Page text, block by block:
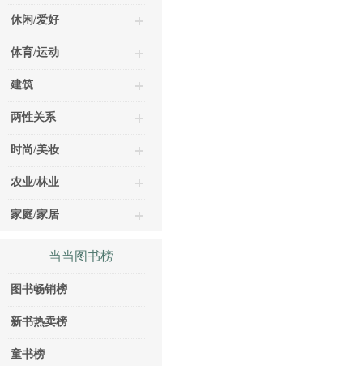
休闲/爱好
体育/运动
建筑
两性关系
时尚/美妆
农业/林业
家庭/家居
当当图书榜
图书畅销榜
新书热卖榜
童书榜